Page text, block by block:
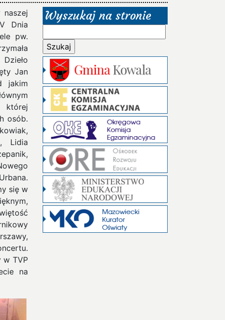
Dnia
pw.
Jan
jakim
której
osób.
Lidia
się w
w TVP
na
Wyszukaj na stronie